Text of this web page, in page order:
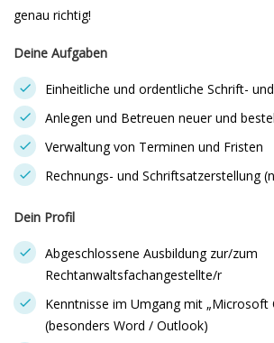
genau richtig!
Deine Aufgaben
Einheitliche und ordentliche Schrift-
Anlegen und Betreuen neuer und
Verwaltung von Terminen und Fristen
Rechnungs- und Schriftsatzerstellung
Dein Profil
Abgeschlossene Ausbildung zur/zum
Rechtanwaltsfachangestellte/r
Kenntnisse im Umgang mit „Microsoft
(besonders Word / Outlook)